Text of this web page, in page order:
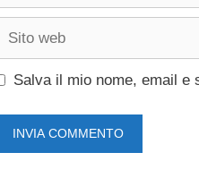
Sito
Salva il mio nome, email e